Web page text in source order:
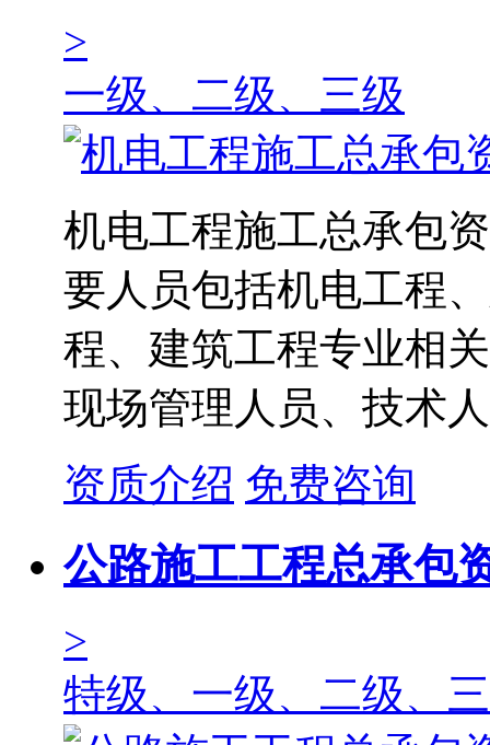
>
一级、二级、三级
机电工程施工总承包
要人员包括机电工程
程、建筑工程专业相
现场管理人员、技术
资质介绍 免费咨询
公路施工工程总承包
>
特级、一级、二级、